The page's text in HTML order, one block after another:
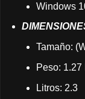
Windows
Tamaño:
Peso: 1.27
Litros: 2.3